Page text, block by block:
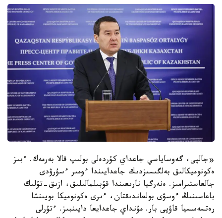
«جالپى، گەوساياسي جاعداي كۇردەلى بولىپ قالا بەرمەك. ءبىز
ەكونوميكالىق بەلگىسىزدىك جاعدايىندا ءومىر ءسۇرۋدى
جالعاستىرامىز. ەنەرگيا نارىعىندا قۇبىلمالىلىق، ازىق-تۇلىك
باعاسىنىڭ ءوسۋى بولعاندىقتان، ءىرى ەكونوميكا بويىنشا
رەتسەسسيا قاۋپى بار. مۇنداي جاعدايعا دايىنبىز. ءتۇرلى